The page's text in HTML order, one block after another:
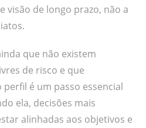
visão de longo prazo, não a
que não existem
de risco e que
é um passo essencial
ela, decisões mais
alinhadas aos objetivos e